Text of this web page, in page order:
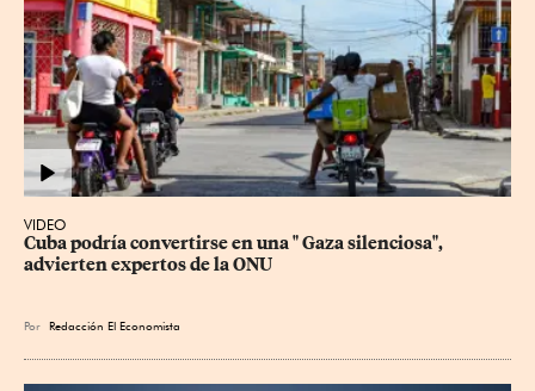
VIDEO
Cuba podría convertirse en una " Gaza silenciosa",
advierten expertos de la ONU
Por Redacción El Economista